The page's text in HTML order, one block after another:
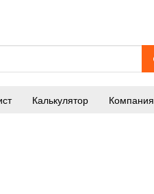
Калькулятор Компания